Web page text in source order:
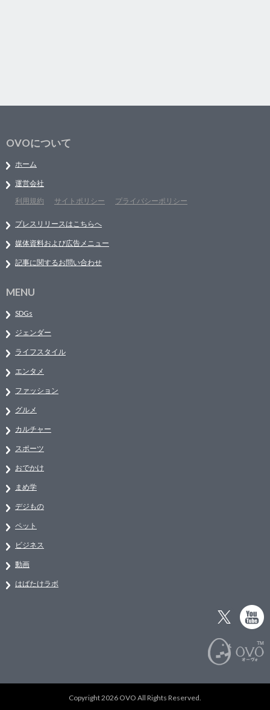
OVOについて
ホーム
運営会社
利用規約
サイトポリシー プライバシーポリシー
プレスリリースはこちらへ
媒体資料および広告メニュー
記事に関するお問い合わせ
MENU
SDGs
ジェンダー
ライフスタイル
エンタメ
ファッション
グルメ
カルチャー
スポーツ
おでかけ
まめ学
デジもの
ペット
ビジネス
動画
はばたけラボ
Copyright 2026 OVO All Rights Reserved.